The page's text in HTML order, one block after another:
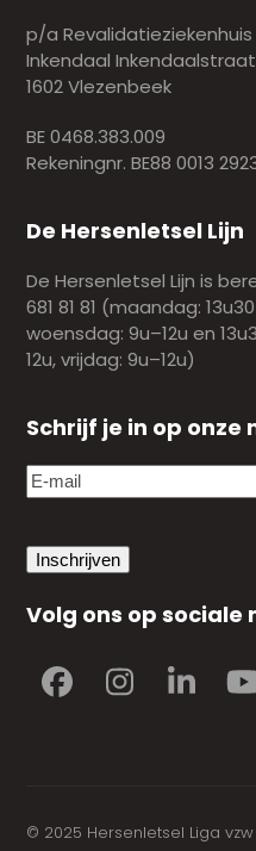
p/a Revalidatieziekenhuis
Inkendaal Inkendaalstraat
1602 Vlezenbeek
BE 0468.383.009
Rekeningnr. BE88 0013
De Hersenletsel Lijn
De Hersenletsel Lijn is
681 81 81 (maandag:
woensdag: 9u–12u en
12u, vrijdag: 9u–12u)
Schrijf je in op onze
E-
mail(Vereist)
Volg ons op sociale
Facebook
© 2025 Hersenletsel Liga